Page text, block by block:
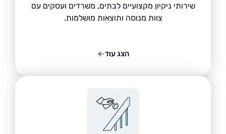
שירותי ניקיון מקצועיים לבתים, משרדים ועסקים עם
צוות מנוסה ותוצאות מושלמות.